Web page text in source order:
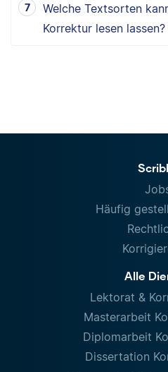
Welche Textsorten
Korrektur lesen lassen?
Häufig
Alle
Lektorat &
Masterarbeit
Diplomarbeit
Dissertation